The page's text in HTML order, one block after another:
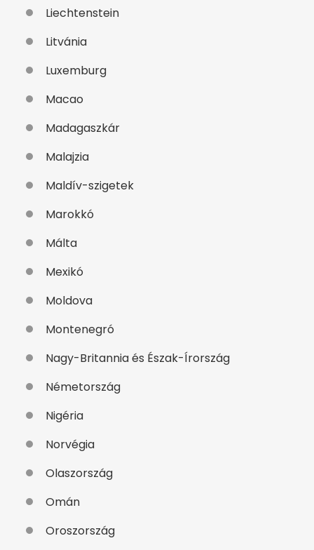
Liechtenstein
Litvánia
Luxemburg
Macao
Madagaszkár
Malajzia
Maldív-szigetek
Marokkó
Málta
Mexikó
Moldova
Montenegró
Nagy-Britannia és Észak-Írország
Németország
Nigéria
Norvégia
Olaszország
Omán
Oroszország